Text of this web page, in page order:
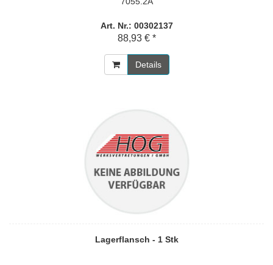
Art. Nr.: 00302137
88,93 € *
Details
Lagerflansch - 1 Stk